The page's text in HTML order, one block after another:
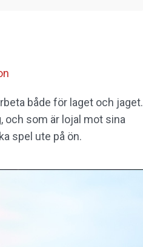
både för laget och jaget.
och som är lojal mot sina
spel ute på ön.